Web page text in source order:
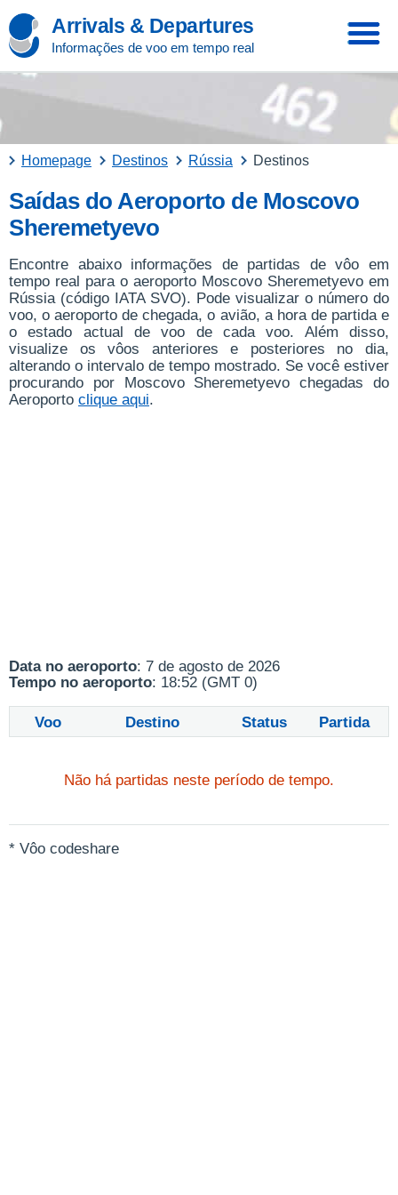
Arrivals & Departures
Informações de voo em tempo real
Homepage Destinos Rússia Destinos
Saídas do Aeroporto de Moscovo
Sheremetyevo
Encontre abaixo informações de partidas de vôo em
tempo real para o aeroporto Moscovo Sheremetyevo em
Rússia (código IATA SVO). Pode visualizar o número do
voo, o aeroporto de chegada, o avião, a hora de partida e
o estado actual de voo de cada voo. Além disso,
visualize os vôos anteriores e posteriores no dia,
alterando o intervalo de tempo mostrado. Se você estiver
procurando por Moscovo Sheremetyevo chegadas do
Aeroporto clique aqui.
Data no aeroporto: 7 de agosto de 2026
Tempo no aeroporto: 18:52 (GMT 0)
Voo Destino Status Partida
Não há partidas neste período de tempo.
* Vôo codeshare